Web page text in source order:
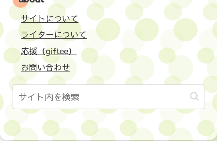
サイトについて
ライターについて
応援（giftee）
お問い合わせ